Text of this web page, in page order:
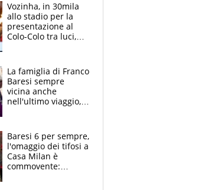
Vozinha, in 30mila
allo stadio per la
presentazione al
Colo-Colo tra luci,
La famiglia di Franco
Baresi sempre
vicina anche
nell'ultimo viaggio,
circondati
dall'affetto dei tifosi
Baresi 6 per sempre,
l'omaggio dei tifosi a
Casa Milan è
commovente: